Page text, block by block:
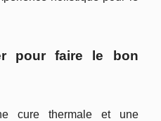
pour faire le bon
cure thermale et une